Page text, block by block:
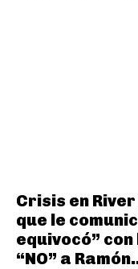
Crisis en
que le
equivocó”
“NO” a